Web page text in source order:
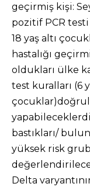
geçirmiş kişi:
pozitif PCR
18 yaş altı
hastalığı
oldukları ülke
test kuralları (6
bastıkları/
yüksek risk
Delta